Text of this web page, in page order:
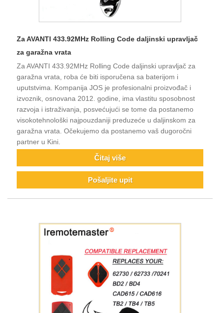
Za AVANTI 433.92MHz Rolling Code daljinski upravljač
za garažna vrata
Za AVANTI 433.92MHz Rolling Code daljinski upravljač za
garažna vrata, roba će biti isporučena sa baterijom i
uputstvima. Kompanija JOS je profesionalni proizvođač i
izvoznik, osnovana 2012. godine, ima vlastitu sposobnost
razvoja i istraživanja, posvećujući se tome da postanemo
visokotehnološki najpouzdaniji preduzeće u daljinskom za
garažna vrata. Očekujemo da postanemo vaš dugoročni
partner u Kini.
Čitaj više
Pošaljite upit